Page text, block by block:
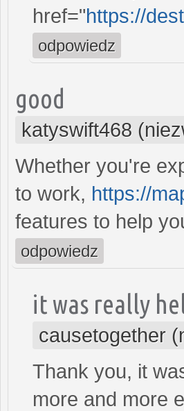
href="https://
odpowiedz
good
katyswift468
Whether you're
to work, https://
features to help
odpowiedz
it was really
causetogether
Thank you, it
more and more